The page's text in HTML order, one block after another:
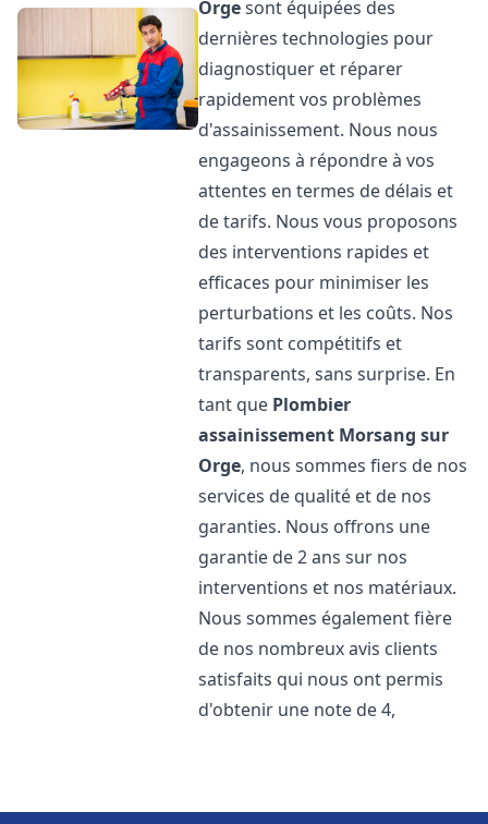
Orgesont équipées des
dernières technologies pour
diagnostiquer et réparer
rapidement vos problèmes
d'assainissement. Nous nous
engageons à répondre à vos
attentes en termes de délais et
de tarifs. Nous vous proposons
des interventions rapides et
efficaces pour minimiser les
perturbations et les coûts. Nos
tarifs sont compétitifs et
transparents, sans surprise. En
tant que Plombier
assainissement Morsang sur
Orge, nous sommes fiers de nos
services de qualité et de nos
garanties. Nous offrons une
garantie de 2 ans sur nos
interventions et nos matériaux.
Nous sommes également fière
de nos nombreux avis clients
satisfaits qui nous ont permis
d'obtenir une note de 4,